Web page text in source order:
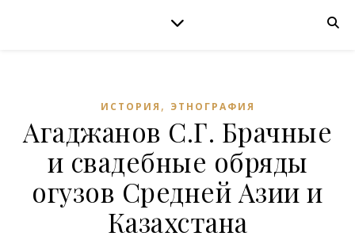
ИСТОРИЯ , ЭТНОГРАФИЯ
Агаджанов С.Г. Брачные
и свадебные обряды
огузов Средней Азии и
Казахстана